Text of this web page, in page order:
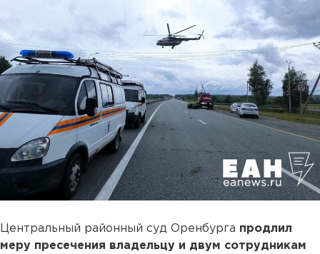
Центральный районный суд Оренбурга продлил
меру пресечения владельцу и двум сотрудникам